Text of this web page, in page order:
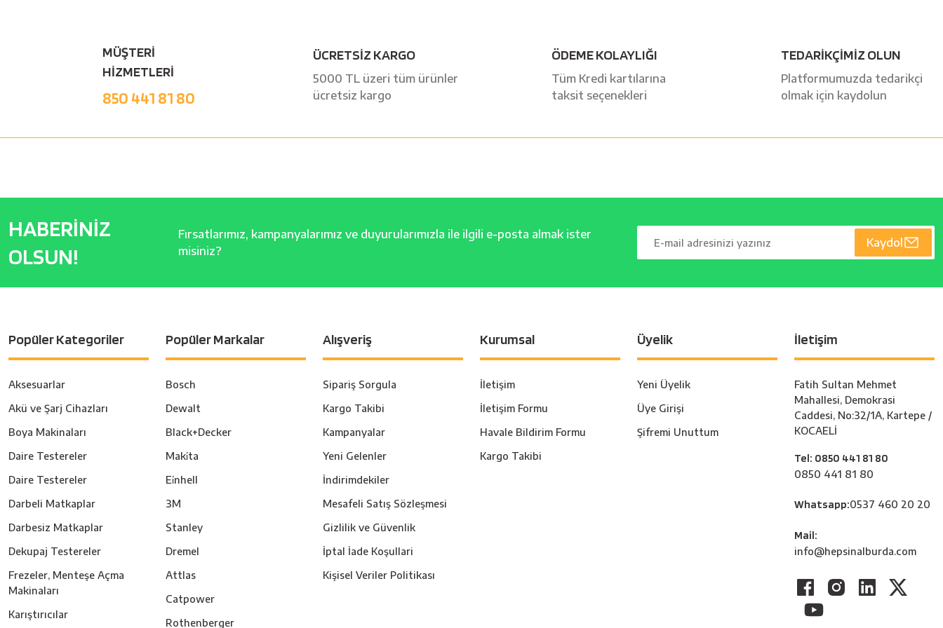
MÜŞTERİ
HİZMETLERİ
850 441 81 80
ÜCRETSİZ KARGO
5000 TL üzeri tüm ürünler
ücretsiz kargo
ÖDEME KOLAYLIĞI
Tüm Kredi kartılarına
taksit seçenekleri
TEDARİKÇİMİZ OLUN
Platformumuzda tedarikçi
olmak için kaydolun
HABERİNİZ
OLSUN!
Fırsatlarımız, kampanyalarımız ve duyurularımızla ile ilgili e-posta almak ister
misiniz?
Kaydol
Popüler Kategoriler
Aksesuarlar
Akü ve Şarj Cihazları
Boya Makinaları
Daire Testereler
Daire Testereler
Darbeli Matkaplar
Darbesiz Matkaplar
Dekupaj Testereler
Frezeler, Menteşe Açma
Makinaları
Karıştırıcılar
Popüler Markalar
Bosch
Dewalt
Black+Decker
Maki̇ta
Ei̇nhell
3M
Stanley
Dremel
Attlas
Catpower
Rothenberger
Alışveriş
Sipariş Sorgula
Kargo Takibi
Kampanyalar
Yeni Gelenler
İndirimdekiler
Mesafeli Satış Sözleşmesi
Gizlilik ve Güvenlik
İptal İade Koşullari
Kişisel Veriler Politikası
Kurumsal
İletişim
İletişim Formu
Havale Bildirim Formu
Kargo Takibi
Üyelik
Yeni Üyelik
Üye Girişi
Şifremi Unuttum
İletişim
Fatih Sultan Mehmet
Mahallesi, Demokrasi
Caddesi, No:32/1A, Kartepe /
KOCAELİ
Tel: 0850 441 81 80
0850 441 81 80
Whatsapp:0537 460 20 20
Mail:
info@hepsinalburda.com